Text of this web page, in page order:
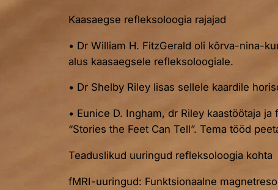
Kaasaegse refleksoloogia rajajad
• Dr William H. FitzGerald oli kõrva-nina-
alus kaasaegsele refleksoloogiale.
• Dr Shelby Riley lisas sellele kaardile
• Eunice D. Ingham, dr Riley kaastöötaja
“Stories the Feet Can Tell”. Tema tööd
Teaduslikud uuringud refleksoloogia kohta
fMRI-uuringud: Funktsionaalne